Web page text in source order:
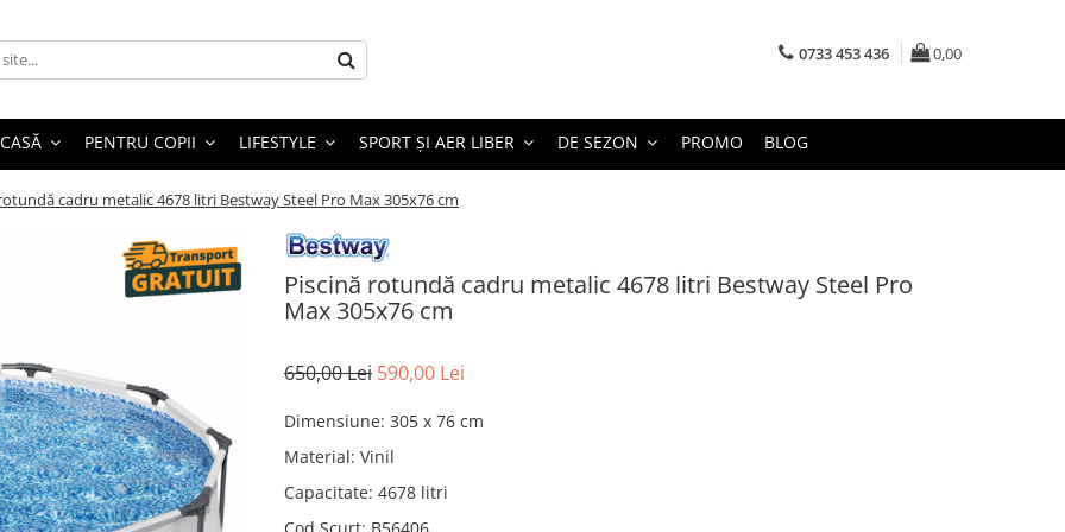
0733 453 436 0,00
PENTRU COPII LIFESTYLE SPORT ȘI AER LIBER DE SEZON PROMO BLOG
cadru metalic 4678 litri Bestway Steel Pro Max 305x76 cm
Piscină rotundă cadru metalic 4678 litri Bestway Steel Pro
Max 305x76 cm
650,00 Lei 590,00 Lei
Dimensiune: 305 x 76 cm
Material: Vinil
Capacitate: 4678 litri